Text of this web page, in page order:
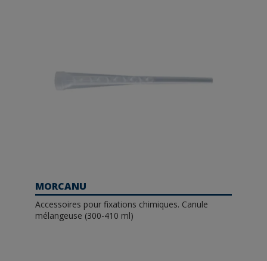
MORCANU
Accessoires pour fixations chimiques. Canule
mélangeuse (300-410 ml)